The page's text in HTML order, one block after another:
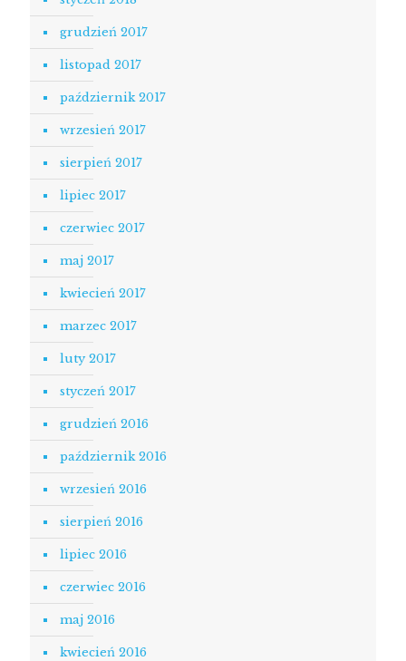
grudzień 2017
listopad 2017
październik 2017
wrzesień 2017
sierpień 2017
lipiec 2017
czerwiec 2017
maj 2017
kwiecień 2017
marzec 2017
luty 2017
styczeń 2017
grudzień 2016
październik 2016
wrzesień 2016
sierpień 2016
lipiec 2016
czerwiec 2016
maj 2016
kwiecień 2016